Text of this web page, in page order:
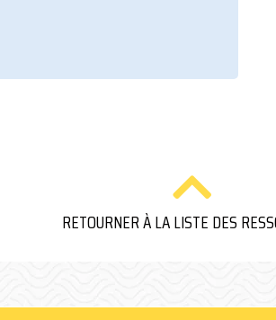
RETOURNER À LA LISTE DES